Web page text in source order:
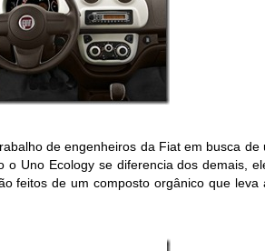
de engenheiros da Fiat em busca de
o Uno Ecology se diferencia dos demais,
feitos de um composto orgânico que leva